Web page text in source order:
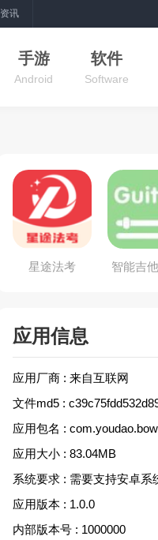
资讯
手游
Android
软件
Software
星途法考
智能吉
应用信息
应用厂商 : 来自互联网
文件md5 :
应用包名 :
应用大小 : 83.04MB
系统要求 : 需要支持安卓系
应用版本 : 1.0.0
内部版本号 : 1000000